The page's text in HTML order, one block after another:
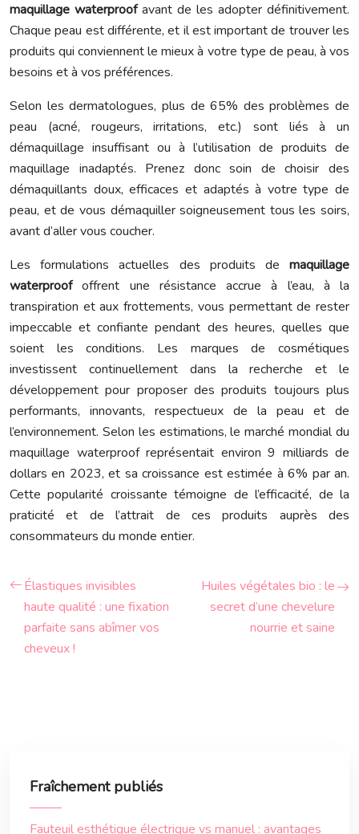
maquillage waterproofavant de les adopter définitivement.
Chaque peau est différente, et il est important de trouver les
produits qui conviennent le mieux à votre type de peau, à vos
besoins et à vos préférences.
Selon les dermatologues, plus de 65% des problèmes de
peau (acné, rougeurs, irritations, etc.) sont liés à un
démaquillage insuffisant ou à l’utilisation de produits de
maquillage inadaptés. Prenez donc soin de choisir des
démaquillants doux, efficaces et adaptés à votre type de
peau, et de vous démaquiller soigneusement tous les soirs,
avant d’aller vous coucher.
Les formulations actuelles des produits de maquillage
waterproofoffrent une résistance accrue à l’eau, à la
transpiration et aux frottements, vous permettant de rester
impeccable et confiante pendant des heures, quelles que
soient les conditions. Les marques de cosmétiques
investissent continuellement dans la recherche et le
développement pour proposer des produits toujours plus
performants, innovants, respectueux de la peau et de
l’environnement. Selon les estimations, le marché mondial du
maquillage waterproof représentait environ 9 milliards de
dollars en 2023, et sa croissance est estimée à 6% par an.
Cette popularité croissante témoigne de l’efficacité, de la
praticité et de l’attrait de ces produits auprès des
consommateurs du monde entier.
Élastiques invisibles
haute qualité : une fixation
parfaite sans abîmer vos
cheveux !
Huiles végétales bio : le
secret d’une chevelure
nourrie et saine
Fraîchement publiés
Fauteuil esthétique électrique vs manuel : avantages